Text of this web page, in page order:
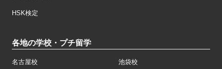
HSK検定
各地の学校・プチ留学
名古屋校 池袋校